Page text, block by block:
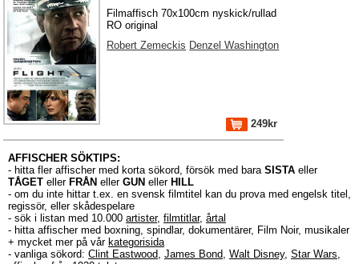
Filmaffisch 70x100cm nyskick/rullad
RO original
Robert Zemeckis Denzel Washington
249kr
AFFISCHER SÖKTIPS:
- hitta fler affischer med korta sökord, försök med bara SISTA eller
TÅGET eller FRÅN eller GUN eller HILL
- om du inte hittar t.ex. en svensk filmtitel kan du prova med engelsk titel,
regissör, eller skådespelare
- sök i listan med 10.000 artister, filmtitlar, årtal
- hitta affischer med boxning, spindlar, dokumentärer, Film Noir, musikaler
+ mycket mer på vår kategorisida
- vanliga sökord: Clint Eastwood, James Bond, Walt Disney, Star Wars,